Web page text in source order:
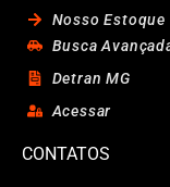
Nosso Estoque
Busca
Detran MG
Acessar
CONTATOS